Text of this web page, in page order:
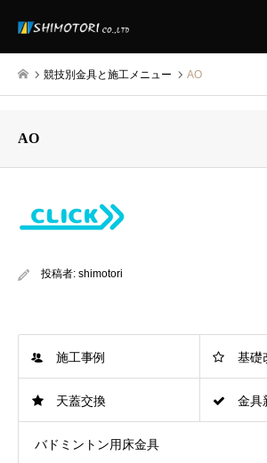
競技別金具と施工メニュー AO
AO
投稿者: shimotori
施工事例 基礎
天蓋交換 金具
バドミントン用床金具